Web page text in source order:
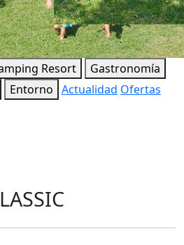
Resort
Gastronomía
Entorno Actualidad Ofertas